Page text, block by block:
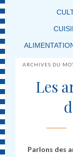
ARCHIVES DU
Les
Parlons des